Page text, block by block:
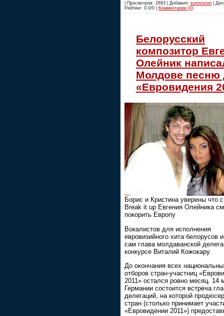
| Просмотров: 2893 | Добавил: eurovision |
Рейтинг: 0.0/0 | Комментарии (0)
Белорусский
композитор
Олейник
Молдове песню
«Евровидения
Борис и Кристина уверены что
Break it up Евгения Олейника
покорить Европу
Вокалистов для исполнения
евровизийного хита белорусов
сам глава молдаванской
конкурсе Виталий Кожокару.
До окончания всех
отборов стран-участниц
2011» остался ровно месяц. 14
Германии состоится встреча
делегаций, на которой
стран (столько принимает
«Евровидении 2011»)